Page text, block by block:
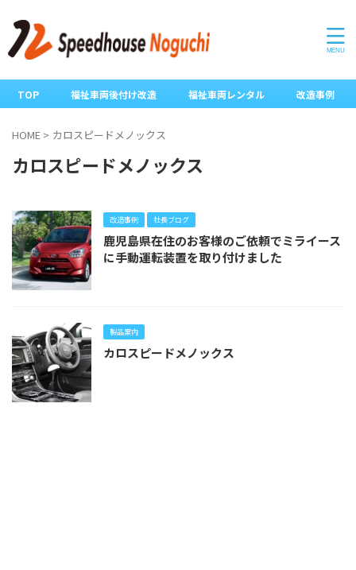
TOP 福祉車両後付け改造 福祉車両レンタル 改造事例
HOME > カロスピードメノックス
カロスピードメノックス
改造事例 社長ブログ
鹿児島県在住のお客様のご依頼でミライース
に手動運転装置を取り付けました
製品案内
カロスピードメノックス